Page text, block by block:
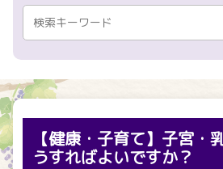
【健康・子育て】子宮・
うすればよいですか？